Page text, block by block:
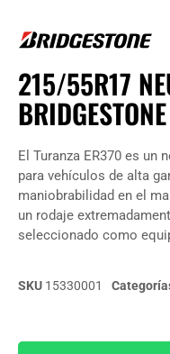
215/55R17
El Turanza ER370 es un
para vehículos de alta
maniobrabilidad en el
un rodaje
seleccionado como
SKU 15330001